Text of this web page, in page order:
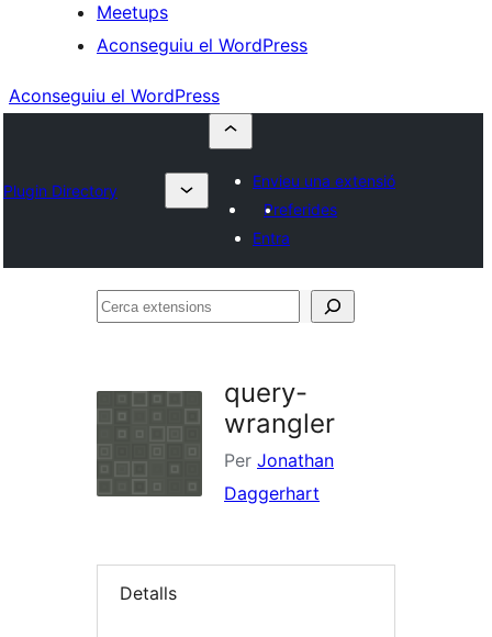
Meetups
Aconseguiu el WordPress
Aconseguiu el WordPress
Plugin Directory
Envieu una extensió
Preferides
Entra
Cerca
query-
wrangler
Per Jonathan
Daggerhart
Detalls